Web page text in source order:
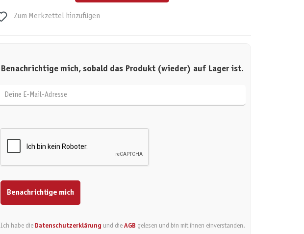
Zum Merkzettel hinzufügen
Benachrichtige mich, sobald das Produkt (wieder) auf Lager ist.
Benachrichtige mich
Ich habe die Datenschutzerklärung und dieAGB gelesen und bin mit ihnen einverstanden.